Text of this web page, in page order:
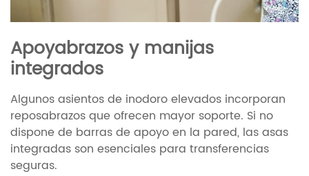
Apoyabrazos y manijas
integrados
Algunos asientos de inodoro elevados incorporan
reposabrazos que ofrecen mayor soporte. Si no
dispone de barras de apoyo en la pared, las asas
integradas son esenciales para transferencias
seguras.